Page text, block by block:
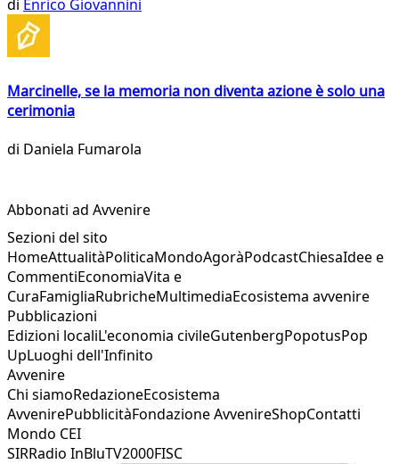
di Enrico Giovannini
Marcinelle, se la memoria non diventa azione è solo una
cerimonia
di Daniela Fumarola
Abbonati ad Avvenire
Sezioni del sito
HomeAttualitàPoliticaMondoAgoràPodcastChiesaIdee e
CommentiEconomiaVita e
CuraFamigliaRubricheMultimediaEcosistema avvenire
Pubblicazioni
Edizioni localiL'economia civileGutenbergPopotusPop
UpLuoghi dell'Infinito
Avvenire
Chi siamoRedazioneEcosistema
AvvenirePubblicitàFondazione AvvenireShopContatti
Mondo CEI
SIRRadio InBluTV2000FISC